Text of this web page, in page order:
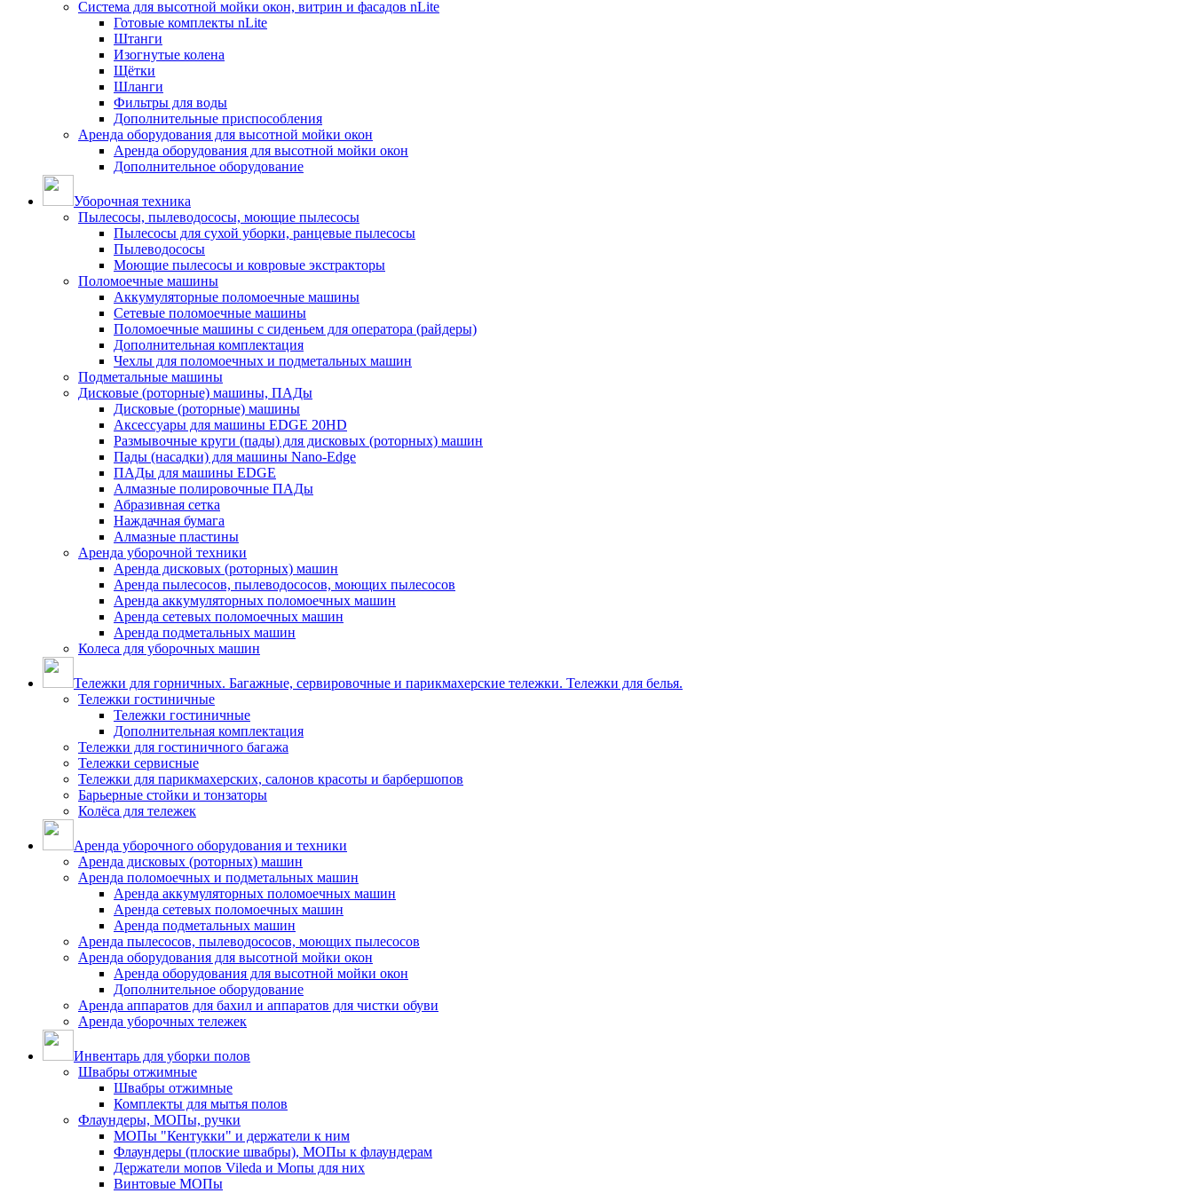
Система для высотной мойки окон, витрин и фасадов nLite
Готовые комплекты nLite
Штанги
Изогнутые колена
Щётки
Шланги
Фильтры для воды
Дополнительные приспособления
Аренда оборудования для высотной мойки окон
Аренда оборудования для высотной мойки окон
Дополнительное оборудование
Уборочная техника
Пылесосы, пылеводососы, моющие пылесосы
Пылесосы для сухой уборки, ранцевые пылесосы
Пылеводососы
Моющие пылесосы и ковровые экстракторы
Поломоечные машины
Аккумуляторные поломоечные машины
Сетевые поломоечные машины
Поломоечные машины с сиденьем для оператора (райдеры)
Дополнительная комплектация
Чехлы для поломоечных и подметальных машин
Подметальные машины
Дисковые (роторные) машины, ПАДы
Дисковые (роторные) машины
Аксессуары для машины EDGE 20HD
Размывочные круги (пады) для дисковых (роторных) машин
Пады (насадки) для машины Nano-Edge
ПАДы для машины EDGE
Алмазные полировочные ПАДы
Абразивная сетка
Наждачная бумага
Алмазные пластины
Аренда уборочной техники
Аренда дисковых (роторных) машин
Аренда пылесосов, пылеводососов, моющих пылесосов
Аренда аккумуляторных поломоечных машин
Аренда сетевых поломоечных машин
Аренда подметальных машин
Колеса для уборочных машин
Тележки для горничных. Багажные, сервировочные и парикмахерские тележки. Тележки для белья.
Тележки гостиничные
Тележки гостиничные
Дополнительная комплектация
Тележки для гостиничного багажа
Тележки сервисные
Тележки для парикмахерских, салонов красоты и барбершопов
Барьерные стойки и тонзаторы
Колёса для тележек
Аренда уборочного оборудования и техники
Аренда дисковых (роторных) машин
Аренда поломоечных и подметальных машин
Аренда аккумуляторных поломоечных машин
Аренда сетевых поломоечных машин
Аренда подметальных машин
Аренда пылесосов, пылеводососов, моющих пылесосов
Аренда оборудования для высотной мойки окон
Аренда оборудования для высотной мойки окон
Дополнительное оборудование
Аренда аппаратов для бахил и аппаратов для чистки обуви
Аренда уборочных тележек
Инвентарь для уборки полов
Швабры отжимные
Швабры отжимные
Комплекты для мытья полов
Флаундеры, МОПы, ручки
МОПы "Кентукки" и держатели к ним
Флаундеры (плоские швабры), МОПы к флаундерам
Держатели мопов Vileda и Мопы для них
Винтовые МОПы